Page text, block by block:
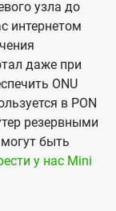
узла до
интернетом
даже при
ONU
в PON
резервными
быть
у нас Mini